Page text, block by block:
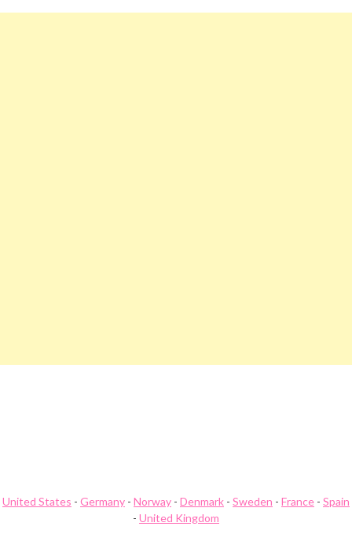
United States - Germany - Norway - Denmark - Sweden - France - Spain
- United Kingdom